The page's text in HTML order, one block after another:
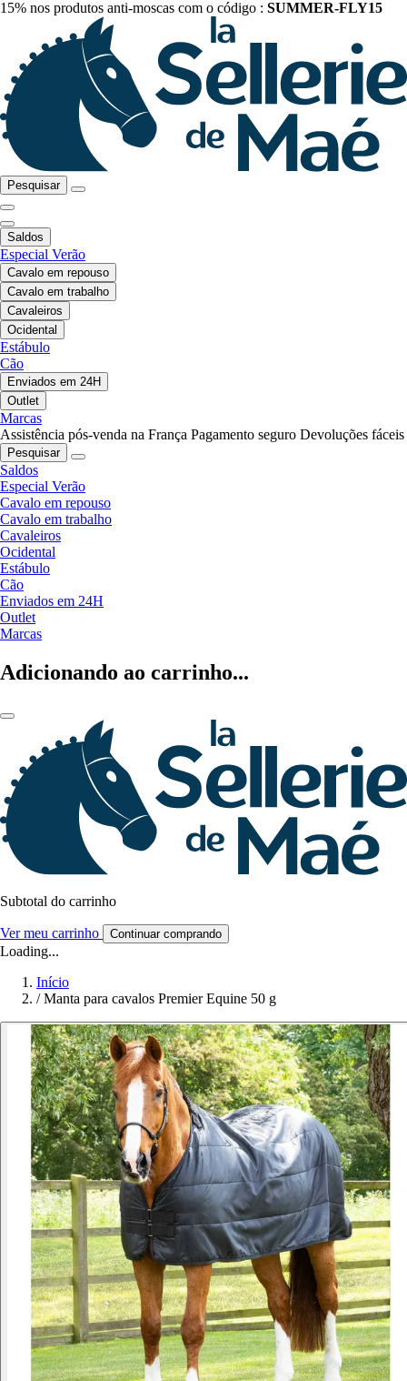
15% nos produtos anti-moscas com o código : SUMMER-FLY15
Pesquisar
Saldos
Especial Verão
Cavalo em repouso
Cavalo em trabalho
Cavaleiros
Ocidental
Estábulo
Cão
Enviados em 24H
Outlet
Marcas
Assistência pós-venda na França Pagamento seguro Devoluções fáceis
Pesquisar
Saldos
Especial Verão
Cavalo em repouso
Cavalo em trabalho
Cavaleiros
Ocidental
Estábulo
Cão
Enviados em 24H
Outlet
Marcas
Adicionando ao carrinho...
Subtotal do carrinho
Ver meu carrinho Continuar comprando
Loading...
Início
/ Manta para cavalos Premier Equine 50 g